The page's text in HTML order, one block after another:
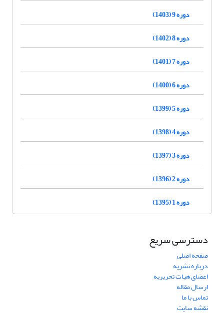
دوره 9 (1403)
دوره 8 (1402)
دوره 7 (1401)
دوره 6 (1400)
دوره 5 (1399)
دوره 4 (1398)
دوره 3 (1397)
دوره 2 (1396)
دوره 1 (1395)
دسترسی سریع
صفحه اصلی
درباره نشریه
اعضای هیات تحریریه
ارسال مقاله
تماس با ما
نقشه سایت